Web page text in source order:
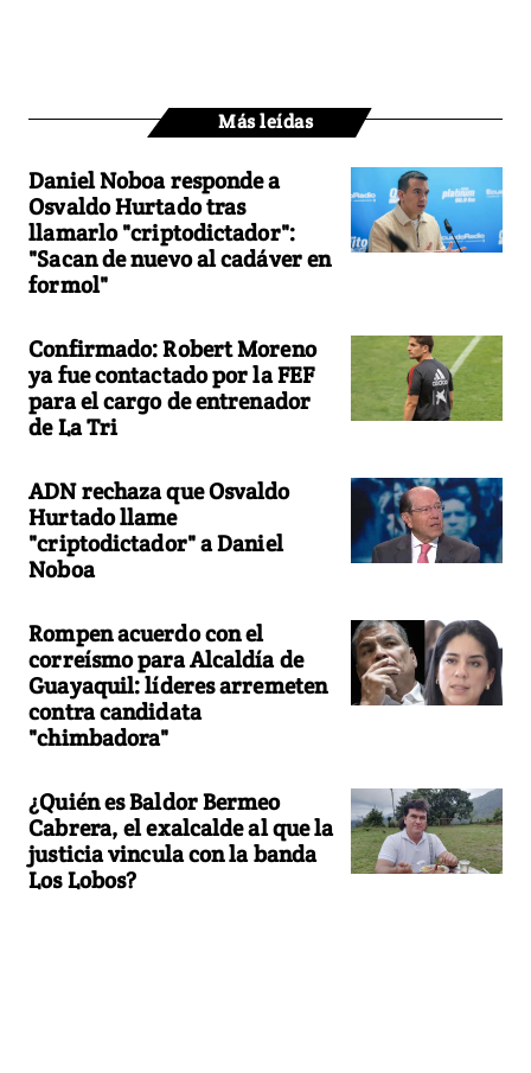
Más leídas
Daniel Noboa responde a
Osvaldo Hurtado tras
llamarlo "criptodictador":
"Sacan de nuevo al cadáver en
formol"
Confirmado: Robert Moreno
ya fue contactado por la FEF
para el cargo de entrenador
de La Tri
ADN rechaza que Osvaldo
Hurtado llame
"criptodictador" a Daniel
Noboa
Rompen acuerdo con el
correísmo para Alcaldía de
Guayaquil: líderes arremeten
contra candidata
"chimbadora"
¿Quién es Baldor Bermeo
Cabrera, el exalcalde al que la
justicia vincula con la banda
Los Lobos?